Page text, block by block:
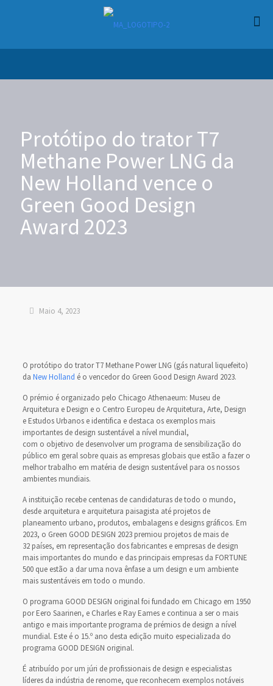
Protótipo do trator T7
Methane Power LNG da
New Holland vence o
Green Good Design
Award 2023
Maio 4, 2023
O protótipo do trator T7 Methane Power LNG (gás natural liquefeito)
da New Holland é o vencedor do Green Good Design Award 2023.
O prémio é organizado pelo Chicago Athenaeum: Museu de
Arquitetura e Design e o Centro Europeu de Arquitetura, Arte, Design
e Estudos Urbanos e identifica e destaca os exemplos mais
importantes de design sustentável a nível mundial,
com o objetivo de desenvolver um programa de sensibilização do
público em geral sobre quais as empresas globais que estão a fazer o
melhor trabalho em matéria de design sustentável para os nossos
ambientes mundiais.
A instituição recebe centenas de candidaturas de todo o mundo,
desde arquitetura e arquitetura paisagista até projetos de
planeamento urbano, produtos, embalagens e designs gráficos. Em
2023, o Green GOOD DESIGN 2023 premiou projetos de mais de
32 países, em representação dos fabricantes e empresas de design
mais importantes do mundo e das principais empresas da FORTUNE
500 que estão a dar uma nova ênfase a um design e um ambiente
mais sustentáveis em todo o mundo.
O programa GOOD DESIGN original foi fundado em Chicago em 1950
por Eero Saarinen, e Charles e Ray Eames e continua a ser o mais
antigo e mais importante programa de prémios de design a nível
mundial. Este é o 15.º ano desta edição muito especializada do
programa GOOD DESIGN original.
É atribuído por um júri de profissionais de design e especialistas
líderes da indústria de renome, que reconhecem exemplos notáveis